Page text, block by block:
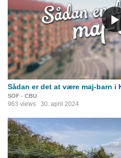
Sådan er det at være maj-barn i
SOF - CBU
963 views 30. april 2024